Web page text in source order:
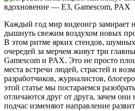
Каждый год мир видеоигр замирает
дышнуть свежим воздухом новых
В этом ритме ярких стендов,
очередей за мерчем живут три
Gamescom и PAX. Это не просто
места встречи людей, страстей и
разработчиков, журналистов,
этой статье мы постараемся
отличаются друг от друга, зачем
подчас изменяют направление